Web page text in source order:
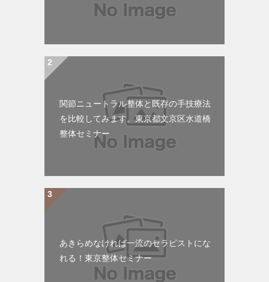
関節ニュートラル整体と既存の手技療法
を比較してみます。東京都文京区水道橋
整体セミナー
あきらめなければ一流のセラピストにな
れる！東京整体セミナー